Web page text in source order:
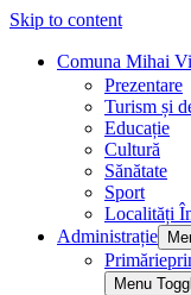
Skip to content
Comuna Mihai
Prezentare
Turism și
Educație
Cultură
Sănătate
Sport
Localități
Administrație
Primărie
Menu